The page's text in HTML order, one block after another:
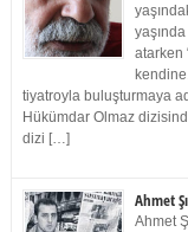
atarken
tiyatroyla buluşturmaya
Hükümdar Olmaz
dizi […]
Ahmet
Ahmet